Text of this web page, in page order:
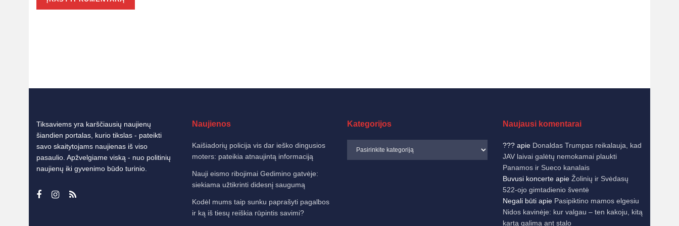
Tiksaviems yra karščiausių naujienų
šiandien portalas, kurio tikslas - pateikti
savo skaitytojams naujienas iš viso
pasaulio. Apžvelgiame viską - nuo politinių
naujienų iki gyvenimo būdo turinio.
Naujienos
Kaišiadorių policija vis dar ieško dingusios
moters: pateikia atnaujintą informaciją
Nauji eismo ribojimai Gedimino gatvėje:
siekiama užtikrinti didesnį saugumą
Kodėl mums taip sunku paprašyti pagalbos
ir ką iš tiesų reiškia rūpintis savimi?
Kategorijos Naujausi komentarai
???apie Donaldas Trumpas reikalauja, kad
JAV laivai galėtų nemokamai plaukti
Panamos ir Sueco kanalais
Buvusi koncerteapie Žolinių ir Svėdasų
522-ojo gimtadienio šventė
Negali būtiapie Pasipiktino mamos elgesiu
Nidos kavinėje: kur valgau – ten kakoju, kitą
kartą galima ant stalo